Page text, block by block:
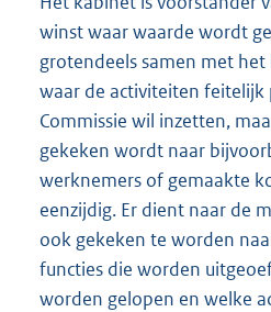
winst waar waarde wordt
grotendeels samen met
waar de activiteiten feitelijk
Commissie wil inzetten,
gekeken wordt naar
werknemers of gemaakte
eenzijdig. Er dient naar de
ook gekeken te worden
functies die worden
worden gelopen en welke